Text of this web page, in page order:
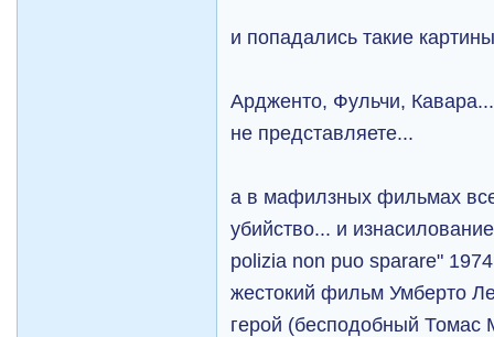
и попадались такие
Ардженто, Фульчи,
не представляете...
а в мафилзных фильмах
убийство... и
polizia non puo sparare"
жестокий фильм Умберто
герой (бесподобный Томас